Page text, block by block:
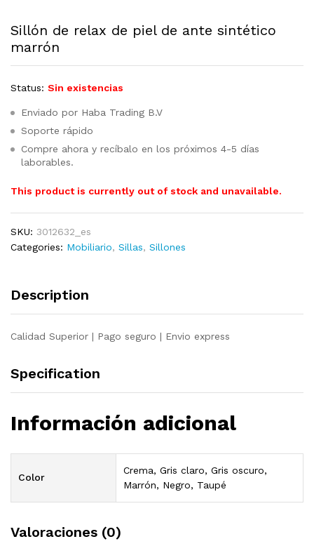
Sillón de relax de piel de ante sintético
marrón
Status: Sin existencias
Enviado por Haba Trading B.V
Soporte rápido
Compre ahora y recíbalo en los próximos 4-5 días
laborables.
This product is currently out of stock and unavailable.
SKU: 3012632_es
Categories: Mobiliario, Sillas, Sillones
Description
Calidad Superior | Pago seguro | Envio express
Specification
Información adicional
Color
Crema, Gris claro, Gris oscuro,
Marrón, Negro, Taupé
Valoraciones (0)